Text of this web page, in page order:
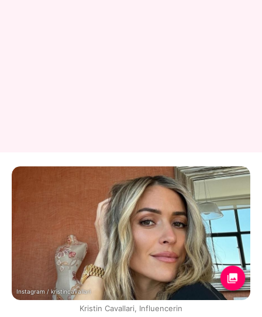
Instagram / kristincavallari
Kristin Cavallari, Influencerin